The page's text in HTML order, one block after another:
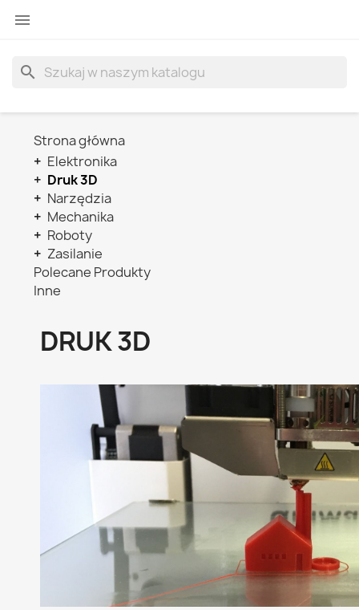

search
Strona główna
+ Elektronika
+ Druk 3D
+ Narzędzia
+ Mechanika
+ Roboty
+ Zasilanie
Polecane Produkty
Inne
DRUK 3D